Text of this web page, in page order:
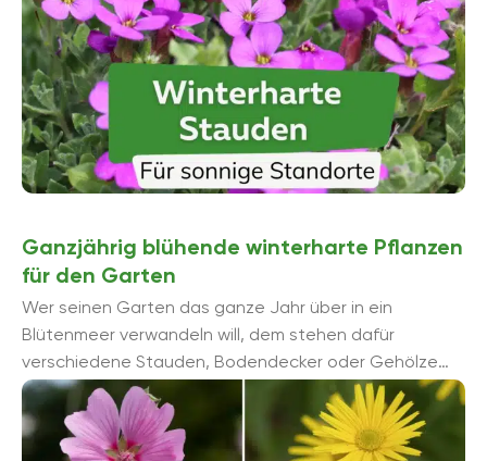
Ganzjährig blühende winterharte Pflanzen
für den Garten
Wer seinen Garten das ganze Jahr über in ein
Blütenmeer verwandeln will, dem stehen dafür
verschiedene Stauden, Bodendecker oder Gehölze
zur Verfügung. Wir stellen ganzjährig ...